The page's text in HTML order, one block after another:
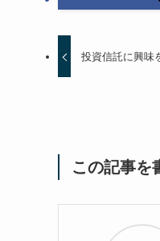
投資信託に興味
この記事を